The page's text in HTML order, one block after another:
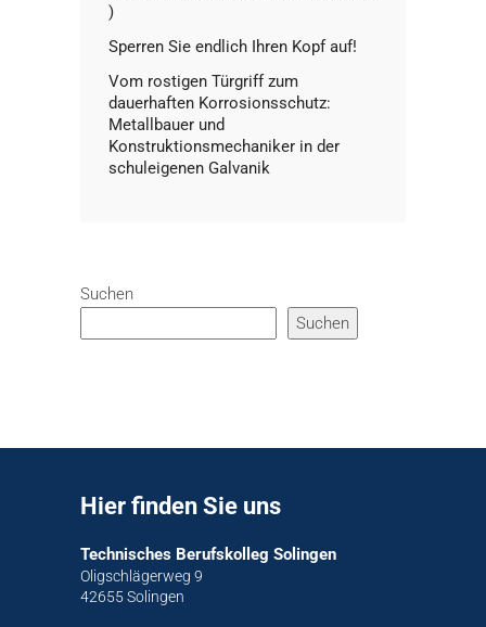
)
Sperren Sie endlich Ihren Kopf auf!
Vom rostigen Türgriff zum
dauerhaften Korrosionsschutz:
Metallbauer und
Konstruktionsmechaniker in der
schuleigenen Galvanik
Suchen
Suchen
Hier finden Sie uns
Technisches Berufskolleg Solingen
Oligschlägerweg 9
42655 Solingen